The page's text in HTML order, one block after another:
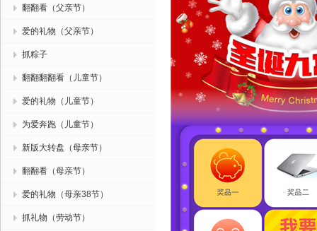
翻翻看（父亲节）
爱的礼物（父亲节）
抓粽子
翻翻翻翻看（儿童节）
爱的礼物（儿童节）
为爱奔跑（儿童节）
新版大转盘（母亲节）
翻翻看（母亲节）
爱的礼物（母亲38节）
抓礼物（劳动节）